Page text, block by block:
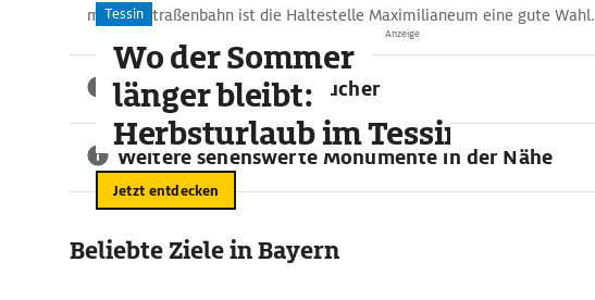
mit der Straßenbahn ist die Haltestelle Maximilianeum eine gute Wahl.
Informationen für Besucher
Weitere sehenswerte Monumente in der Nähe
Anzeige
Tessin
Wo der Sommer
länger bleibt:
Herbsturlaub im Tessin
Jetzt entdecken
Beliebte Ziele in Bayern